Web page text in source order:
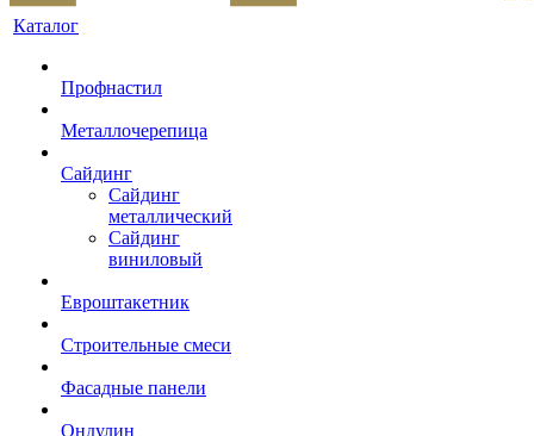
Каталог
Профнастил
Металлочерепица
Сайдинг
Сайдинг
металлический
Сайдинг
виниловый
Евроштакетник
Строительные смеси
Фасадные панели
Ондулин